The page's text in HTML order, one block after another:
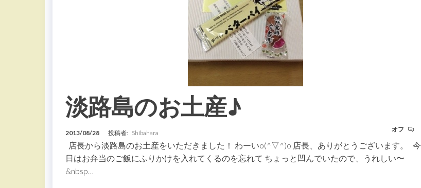
淡路島のお土産♪
2013/08/28 投稿者: Shibahara オフ
店長から淡路島のお土産をいただきました！ わーいo(^▽^)o 店長、ありがとうございます。 今
日はお弁当のご飯にふりかけを入れてくるのを忘れて ちょっと凹んでいたので、うれしい〜
&nbsp…